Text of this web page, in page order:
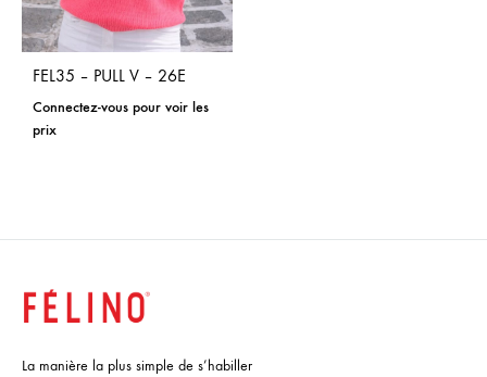
FEL35 – PULL V – 26E
Connectez-vous pour voir les
prix
La manière la plus simple de s’habiller